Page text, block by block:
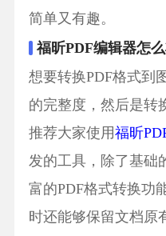
简单又有趣。
福昕PDF编辑器怎
想要转换PDF格式到
的完整度，然后是转
推荐大家使用福昕
发的工具，除了基础
富的PDF格式转换功
时还能够保留文档原